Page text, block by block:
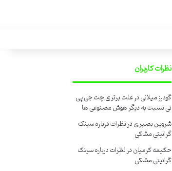
نظرات کاربران
گودرز میلانیدرعلت برتری چت جی پی
تی نسبت به دیگر هوش مصنوعی ها
شروین بصیریدرنظرات درباره سینک
گرانیتی مشکی
حکیمه کرمیاندرنظرات درباره سینک
گرانیتی مشکی